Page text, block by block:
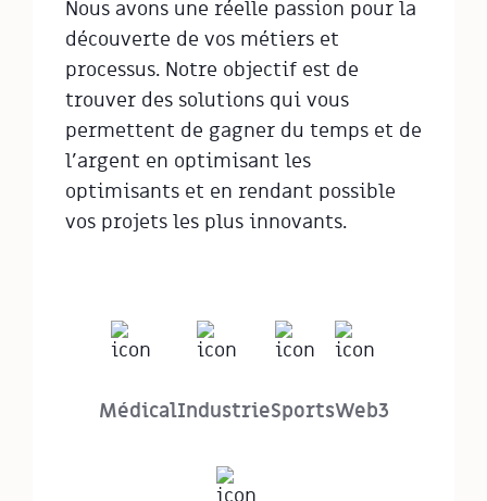
Nous avons une réelle passion pour la
découverte de vos métiers et
processus. Notre objectif est de
trouver des solutions qui vous
permettent de gagner du temps et de
l'argent en optimisant les
optimisants et en rendant possible
vos projets les plus innovants.
MédicalIndustrieSportsWeb3